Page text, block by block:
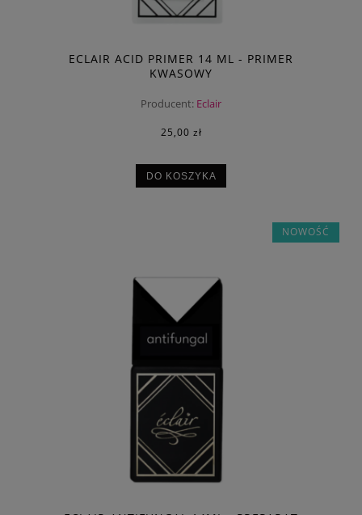
ECLAIR ACID PRIMER 14 ML - PRIMER
KWASOWY
Producent: Eclair
25,00 zł
DO KOSZYKA
NOWOŚĆ